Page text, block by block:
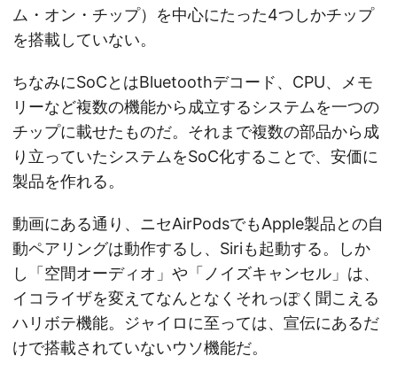
ム・オン・チップ）を中心にたった4つしかチップ
を搭載していない。
ちなみにSoCとはBluetoothデコード、CPU、メモ
リーなど複数の機能から成立するシステムを一つの
チップに載せたものだ。それまで複数の部品から成
り立っていたシステムをSoC化することで、安価に
製品を作れる。
動画にある通り、ニセAirPodsでもApple製品との自
動ペアリングは動作するし、Siriも起動する。しか
し「空間オーディオ」や「ノイズキャンセル」は、
イコライザを変えてなんとなくそれっぽく聞こえる
ハリボテ機能。ジャイロに至っては、宣伝にあるだ
けで搭載されていないウソ機能だ。